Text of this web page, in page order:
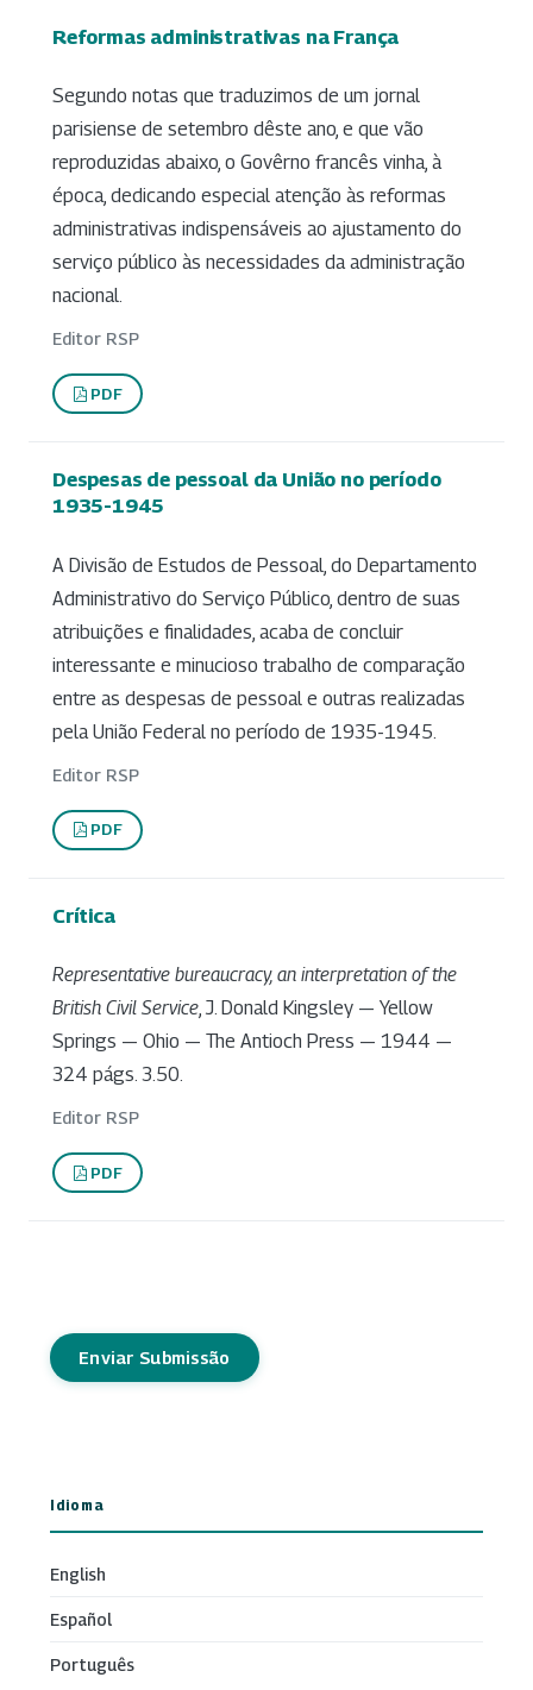
Reformas administrativas na França
Segundo notas que traduzimos de um jornal
parisiense de setembro dêste ano, e que vão
reproduzidas abaixo, o Govêrno francês vinha, à
época, dedicando especial atenção às reformas
administrativas indispensáveis ao ajustamento do
serviço público às necessidades da administração
nacional.
Editor RSP
PDF
Despesas de pessoal da União no período
1935-1945
A Divisão de Estudos de Pessoal, do Departamento
Administrativo do Serviço Público, dentro de suas
atribuições e finalidades, acaba de concluir
interessante e minucioso trabalho de comparação
entre as despesas de pessoal e outras realizadas
pela União Federal no período de 1935-1945.
Editor RSP
PDF
Crítica
Representative bureaucracy, an interpretation of the
British Civil Service, J. Donald Kingsley — Yellow
Springs — Ohio — The Antioch Press — 1944 —
324 págs. 3.50.
Editor RSP
PDF
Enviar Submissão
Idioma
English
Español
Português